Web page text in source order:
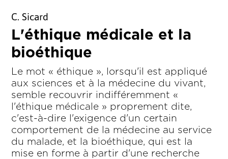
C. Sicard
L'éthique médicale et la
bioéthique
Le mot « éthique », lorsqu'il est appliqué
aux sciences et à la médecine du vivant,
semble recouvrir indifféremment «
l'éthique médicale » proprement dite,
c'est-à-dire l'exigence d'un certain
comportement de la médecine au service
du malade, et la bioéthique, qui est la
mise en forme à partir d'une recherche